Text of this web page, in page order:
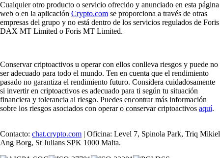
Cualquier otro producto o servicio ofrecido y anunciado en esta página
web o en la aplicación Crypto.com se proporciona a través de otras
empresas del grupo y no está dentro de los servicios regulados de Foris
DAX MT Limited o Foris MT Limited.
Conservar criptoactivos u operar con ellos conlleva riesgos y puede no
ser adecuado para todo el mundo. Ten en cuenta que el rendimiento
pasado no garantiza el rendimiento futuro. Considera cuidadosamente
si invertir en criptoactivos es adecuado para ti según tu situación
financiera y tolerancia al riesgo. Puedes encontrar más información
sobre los riesgos asociados con operar o conservar criptoactivos aquí.
Contacto: chat.crypto.com | Oficina: Level 7, Spinola Park, Triq Mikiel
Ang Borg, St Julians SPK 1000 Malta.